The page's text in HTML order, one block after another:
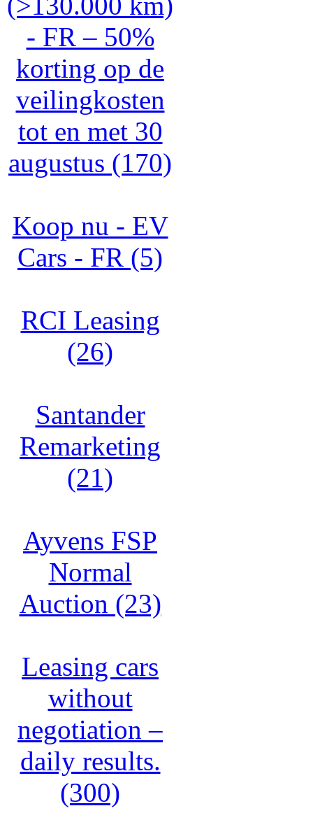
- FR – 50%
korting op de
veilingkosten
tot en met 30
augustus (170)
Koop nu - EV
Cars - FR (5)
RCI Leasing
(26)
Santander
Remarketing
(21)
Ayvens FSP
Normal
Auction (23)
Leasing cars
without
negotiation –
daily results.
(300)